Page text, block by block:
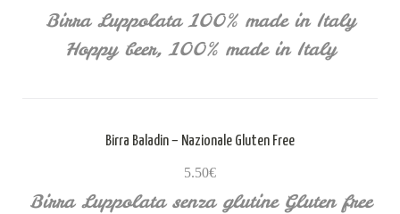
Birra Luppolata 100% made in Italy
Hoppy beer, 100% made in Italy
Birra Baladin – Nazionale Gluten Free
5.50€
Birra Luppolata senza glutine Gluten free